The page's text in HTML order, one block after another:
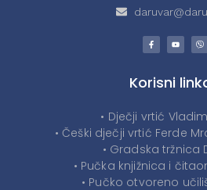
Korisni
• Dječji vrtić
• Češki dječji vrtić Ferde
• Gradska tržnica
• Pučka knjižnica i
• Pučko otvoreno